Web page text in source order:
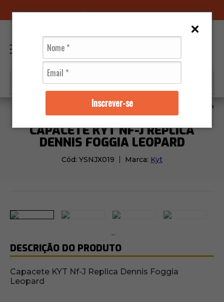
Inscrever-se
Capacete KYT Nf-J Replica
CAPACETE KYT NF-J REPLICA
DENNIS FOGGIA LEOPARD
Cód: YSNJX019 Marca: Kyt
DESCRIÇÃO DO PRODUTO
Capacete KYT Nf-J Replica Dennis Foggia
Leopard